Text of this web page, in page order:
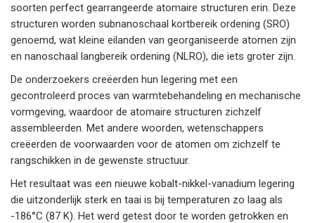
soorten perfect gearrangeerde atomaire structuren erin. Deze
structuren worden subnanoschaal kortbereik ordening (SRO)
genoemd, wat kleine eilanden van georganiseerde atomen zijn
en nanoschaal langbereik ordening (NLRO), die iets groter zijn.
De onderzoekers creëerden hun legering met een
gecontroleerd proces van warmtebehandeling en mechanische
vormgeving, waardoor de atomaire structuren zichzelf
assembleerden. Met andere woorden, wetenschappers
creëerden de voorwaarden voor de atomen om zichzelf te
rangschikken in de gewenste structuur.
Het resultaat was een nieuwe kobalt-nikkel-vanadium legering
die uitzonderlijk sterk en taai is bij temperaturen zo laag als
-186°C (87 K). Het werd getest door te worden getrokken en